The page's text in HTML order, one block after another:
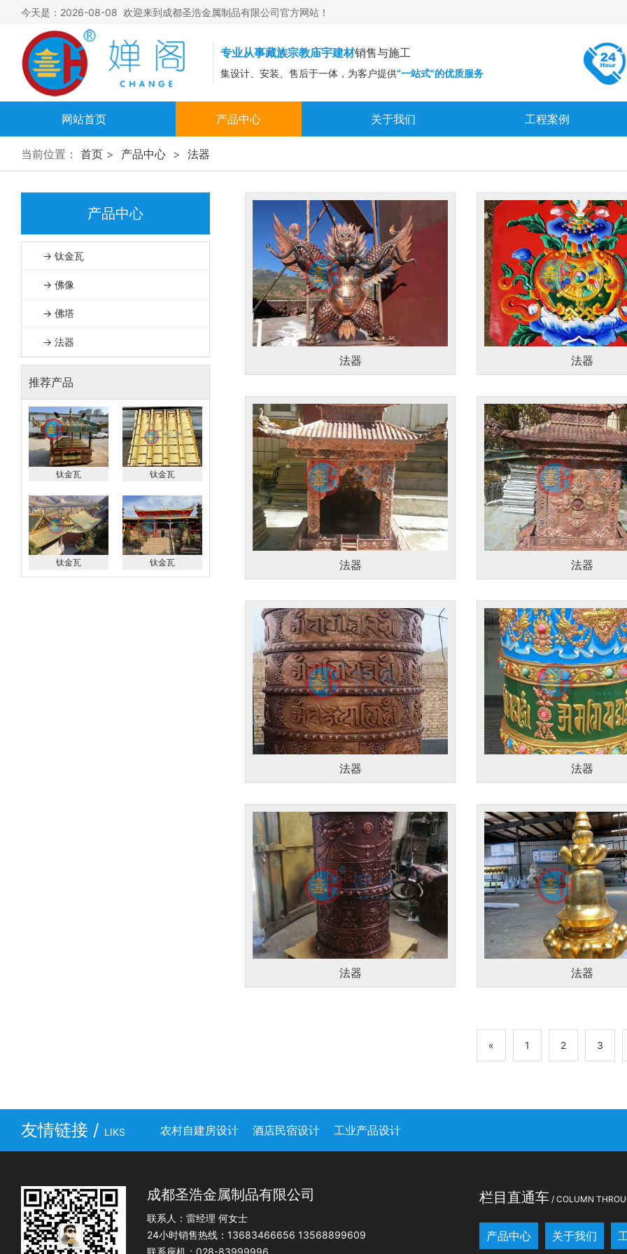
今天是：2026-08-08 欢迎来到成都圣浩金属制品有限公司官方网站！
专业从事藏族宗教庙宇建材销售与施工
集设计、安装、售后于一体，为客户提供“一站式”的优质服务
网站首页 产品中心 关于我们 工程案例
当前位置： 首页 > 产品中心 > 法器
法器 法器
法器 法器
法器 法器
法器 法器
« 1 2 3
产品中心
→ 钛金瓦
→ 佛像
→ 佛塔
→ 法器
推荐产品
钛金瓦 钛金瓦
钛金瓦 钛金瓦
友情链接 / LIKS 农村自建房设计 酒店民宿设计 工业产品设计
成都圣浩金属制品有限公司
联系人：雷经理 何女士
24小时销售热线：13683466656 13568899609
联系座机：028-83999996
栏目直通车 / COLUMN
产品中心 关于我们